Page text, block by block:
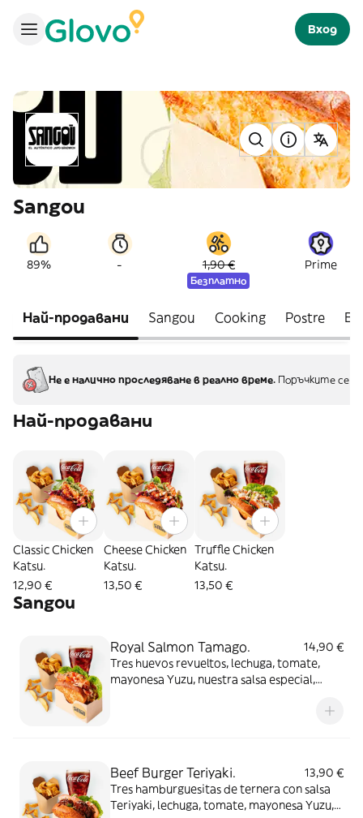
Вход
Sangou
89% - 1,90 €
Безплатно
Prime
Най-продавани Sangou Cooking Postre
Не е налично проследяване в реално време. Поръчките се
Най-продавани
Classic Chicken
Katsu.
12,90 €
Cheese Chicken
Katsu.
13,50 €
Truffle Chicken
Katsu.
13,50 €
Sangou
Royal Salmon Tamago.
14,90 €
Tres huevos revueltos, lechuga, tomate,
mayonesa Yuzu, nuestra salsa especial,
Beef Burger Teriyaki.
13,90 €
Tres hamburguesitas de ternera con salsa
Teriyaki, lechuga, tomate, mayonesa Yuzu,